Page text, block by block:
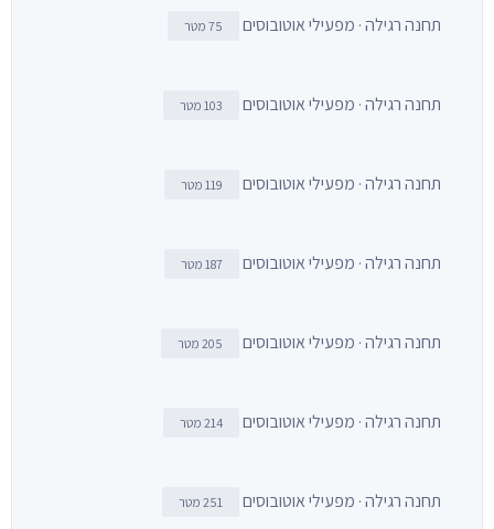
תחנה רגילה · מפעילי אוטובוסים 75 מטר
תחנה רגילה · מפעילי אוטובוסים 103 מטר
תחנה רגילה · מפעילי אוטובוסים 119 מטר
תחנה רגילה · מפעילי אוטובוסים 187 מטר
תחנה רגילה · מפעילי אוטובוסים 205 מטר
תחנה רגילה · מפעילי אוטובוסים 214 מטר
תחנה רגילה · מפעילי אוטובוסים 251 מטר